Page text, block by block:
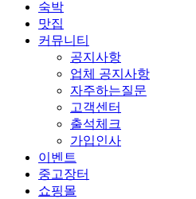
숙박
맛집
커뮤니티
공지사항
업체 공지사항
자주하는질문
고객센터
출석체크
가입인사
이벤트
중고장터
쇼핑몰